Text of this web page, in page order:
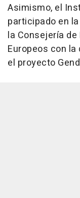
Asimismo, el
participado en
la Consejería
Europeos con
el proyecto